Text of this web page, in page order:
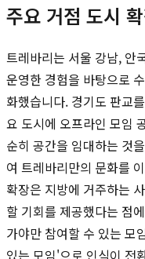
주요 거점 도시
트레바리는 서울 강남, 안
운영한 경험을 바탕으로
화했습니다. 경기도 판교
요 도시에 오프라인 모임
순히 공간을 임대하는 것
여 트레바리만의 문화를
확장은 지방에 거주하는
할 기회를 제공했다는 점
가야만 참여할 수 있는 모
있는 모임'으로 인식이 전